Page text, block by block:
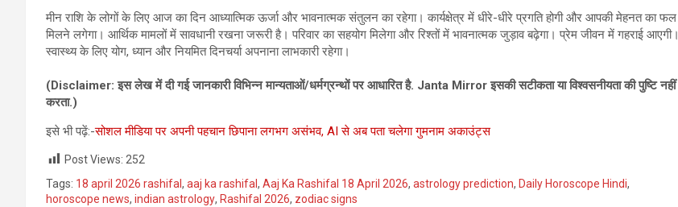
मीन राशि के लोगों के लिए आज का दिन आध्यात्मिक ऊर्जा और भावनात्मक संतुलन का रहेगा। कार्यक्षेत्र में धीरे-धीरे प्रगति होगी और आपकी मेहनत का फल
मिलने लगेगा। आर्थिक मामलों में सावधानी रखना जरूरी है। परिवार का सहयोग मिलेगा और रिश्तों में भावनात्मक जुड़ाव बढ़ेगा। प्रेम जीवन में गहराई आएगी।
स्वास्थ्य के लिए योग, ध्यान और नियमित दिनचर्या अपनाना लाभकारी रहेगा।
(Disclaimer: इस लेख में दी गई जानकारी विभिन्‍न मान्‍यताओं/धर्मग्रन्‍थों पर आधारित है. Janta Mirror इसकी सटीकता या विश्‍वसनीयता की पुष्टि नहीं
करता.)
इसे भी पढ़ें:-सोशल मीडिया पर अपनी पहचान छिपाना लगभग असंभव, AI से अब पता चलेगा गुमनाम अकाउंट्स
Post Views: 252
Tags: 18 april 2026 rashifal, aaj ka rashifal, Aaj Ka Rashifal 18 April 2026, astrology prediction, Daily Horoscope Hindi,
horoscope news, indian astrology, Rashifal 2026, zodiac signs